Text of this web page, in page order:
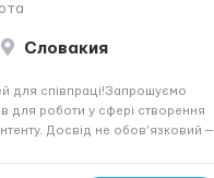
Словакия
для співпраці!Запрошуємо
для роботи у сфері створення
Досвід не обов’язковий —